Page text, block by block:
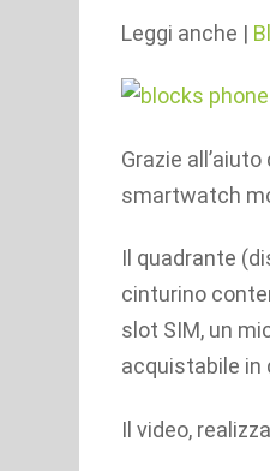
Leggi anche |
Grazie
smartwatch
Il quadrante
cinturino
slot SIM, un
acquistabile in
Il video,